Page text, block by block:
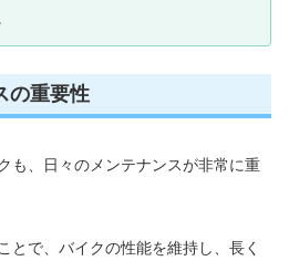
の重要性
も、日々のメンテナンスが非常に重
とで、バイクの性能を維持し、長く